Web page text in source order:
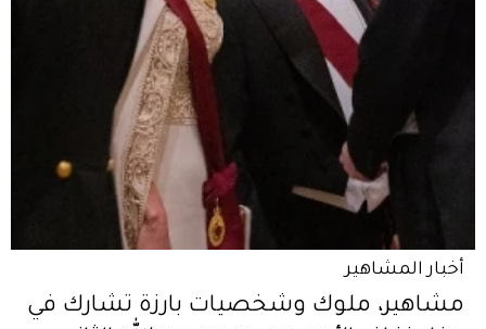
أخبار المشاهير
مشاهير، ملوك وشخصيات بارزة تشارك في